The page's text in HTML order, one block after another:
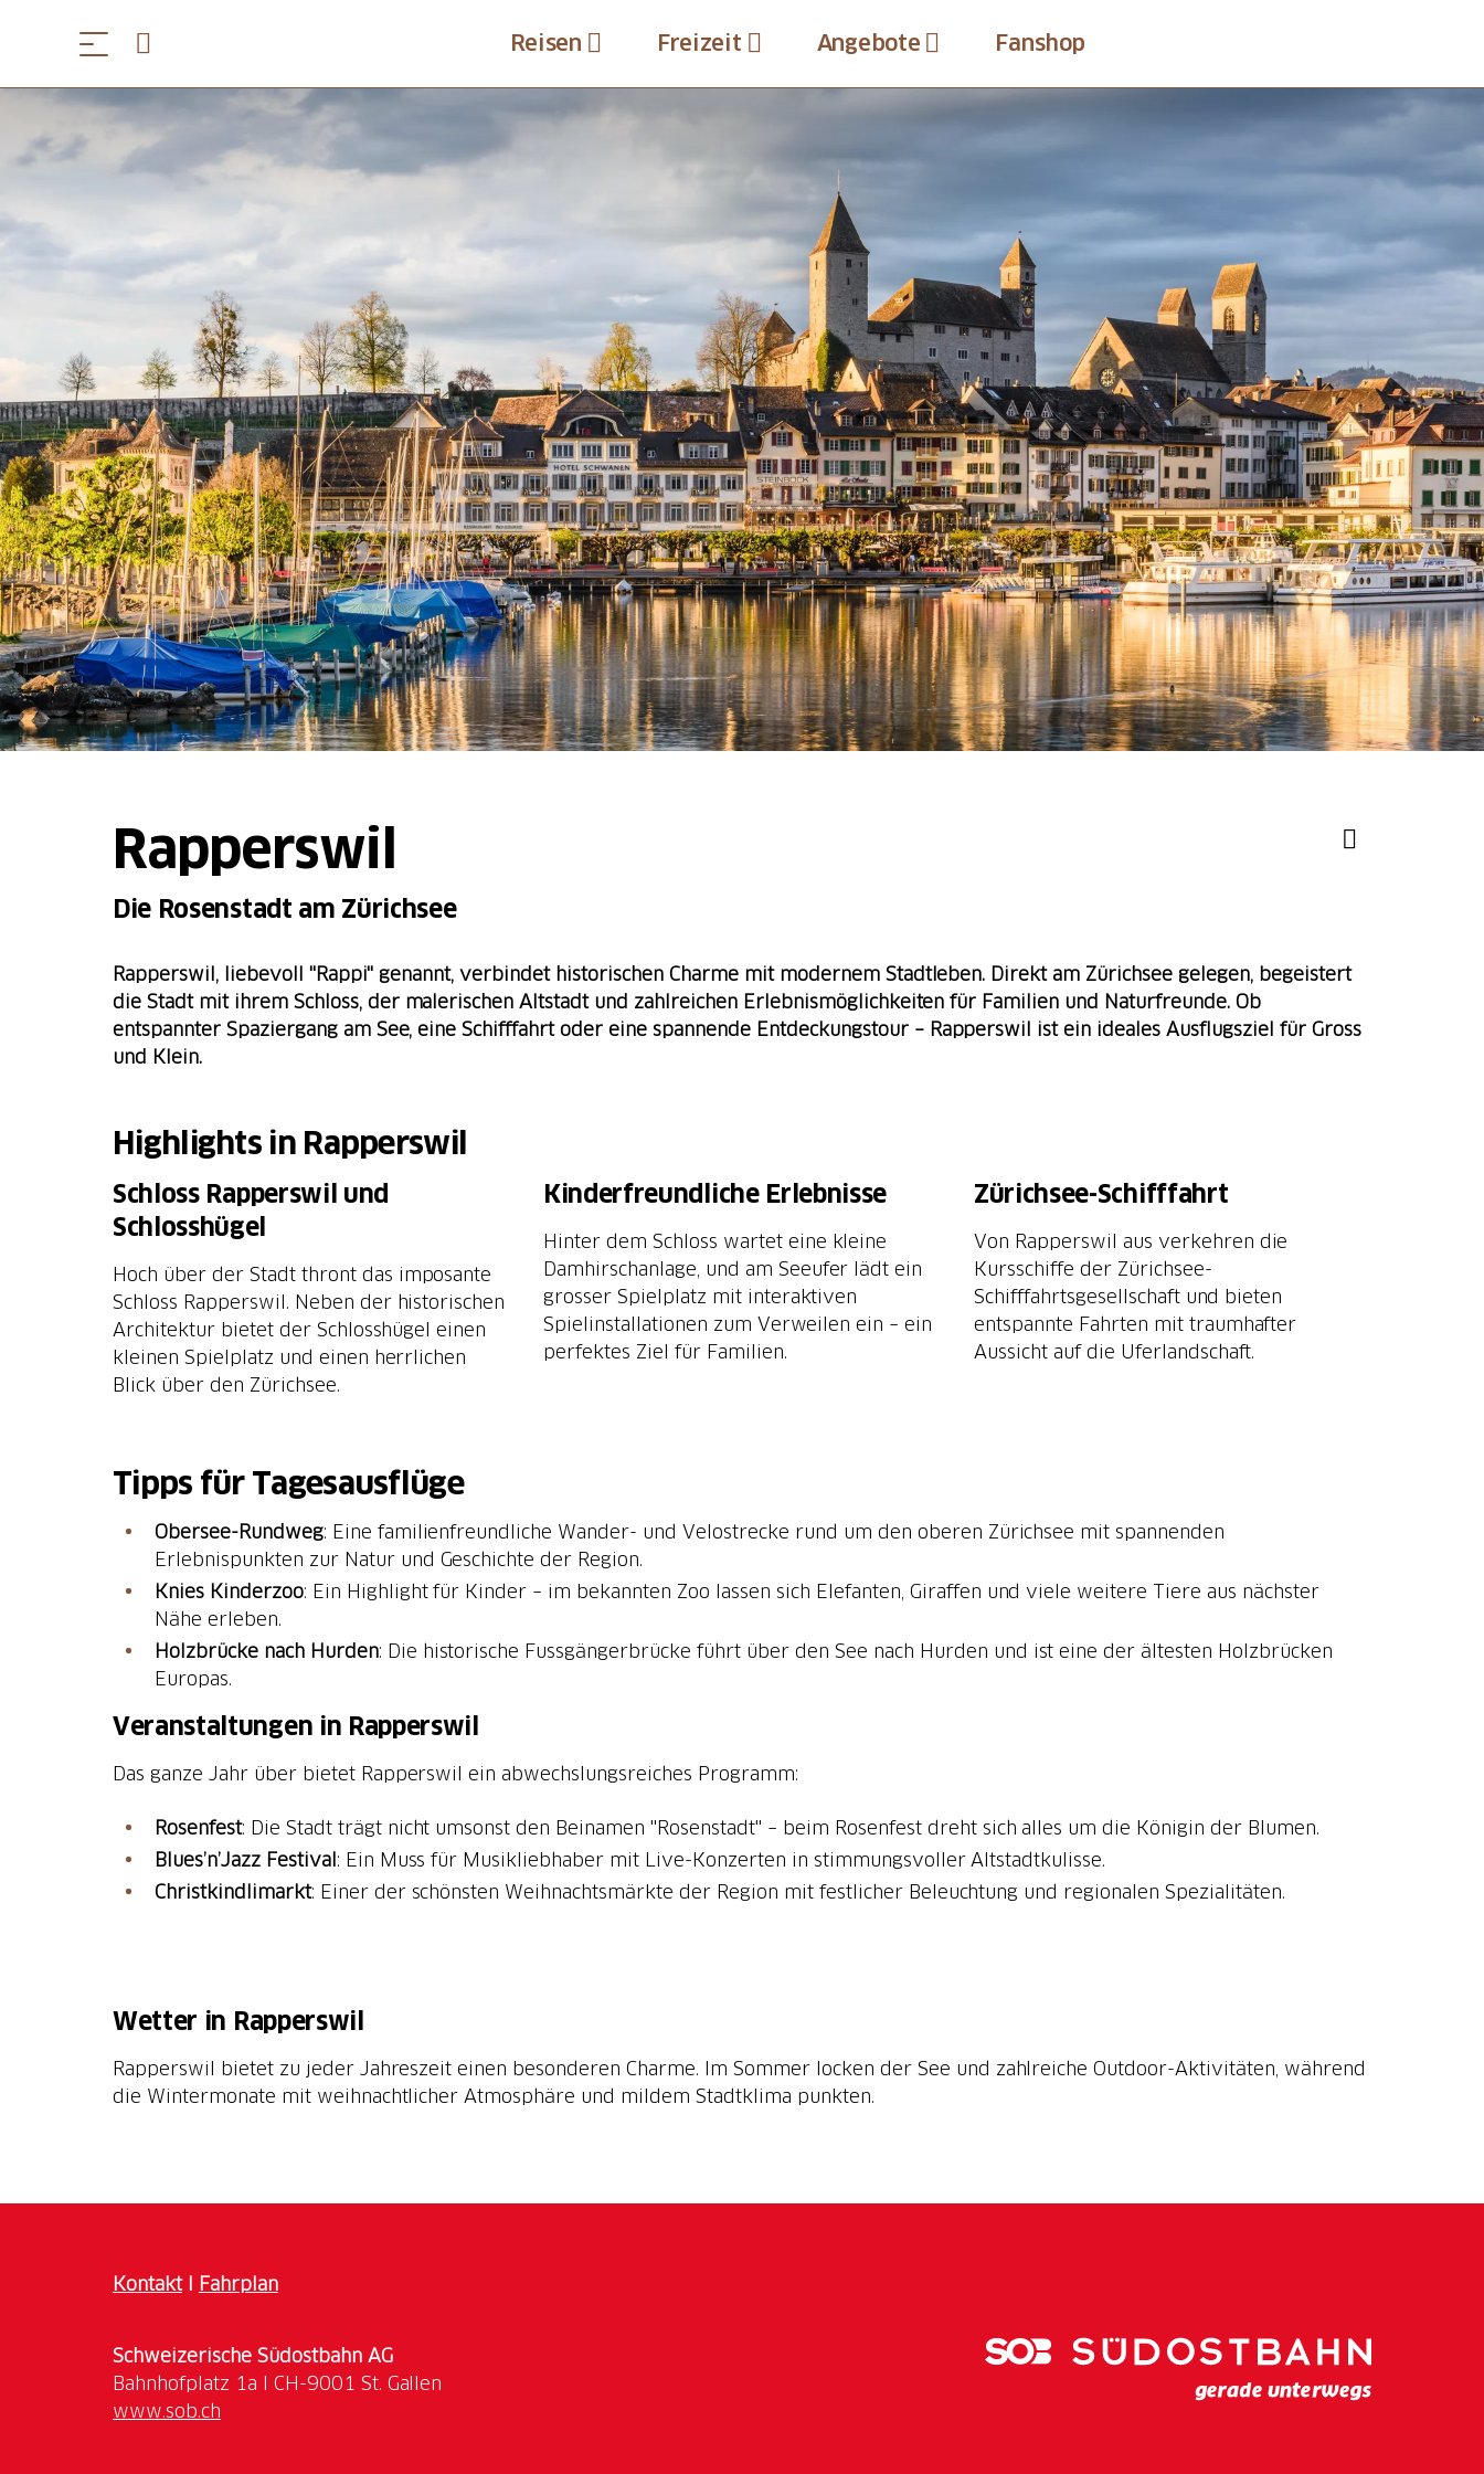
Reisen Freizeit Angebote Fanshop
Rapperswil
Die Rosenstadt am Zürichsee
Rapperswil, liebevoll "Rappi" genannt, verbindet historischen Charme mit modernem Stadtleben. Direkt am Zürichsee gelegen, begeistert
die Stadt mit ihrem Schloss, der malerischen Altstadt und zahlreichen Erlebnismöglichkeiten für Familien und Naturfreunde. Ob
entspannter Spaziergang am See, eine Schifffahrt oder eine spannende Entdeckungstour – Rapperswil ist ein ideales Ausflugsziel für Gross
und Klein.
Highlights in Rapperswil
Schloss Rapperswil und
Schlosshügel
Hoch über der Stadt thront das imposante
Schloss Rapperswil. Neben der historischen
Architektur bietet der Schlosshügel einen
kleinen Spielplatz und einen herrlichen
Blick über den Zürichsee.
Kinderfreundliche Erlebnisse
Hinter dem Schloss wartet eine kleine
Damhirschanlage, und am Seeufer lädt ein
grosser Spielplatz mit interaktiven
Spielinstallationen zum Verweilen ein – ein
perfektes Ziel für Familien.
Zürichsee-Schifffahrt
Von Rapperswil aus verkehren die
Kursschiffe der Zürichsee-
Schifffahrtsgesellschaft und bieten
entspannte Fahrten mit traumhafter
Aussicht auf die Uferlandschaft.
Tipps für Tagesausflüge
Obersee-Rundweg: Eine familienfreundliche Wander- und Velostrecke rund um den oberen Zürichsee mit spannenden
Erlebnispunkten zur Natur und Geschichte der Region.
Knies Kinderzoo: Ein Highlight für Kinder – im bekannten Zoo lassen sich Elefanten, Giraffen und viele weitere Tiere aus nächster
Nähe erleben.
Holzbrücke nach Hurden: Die historische Fussgängerbrücke führt über den See nach Hurden und ist eine der ältesten Holzbrücken
Europas.
Veranstaltungen in Rapperswil
Das ganze Jahr über bietet Rapperswil ein abwechslungsreiches Programm:
Rosenfest: Die Stadt trägt nicht umsonst den Beinamen "Rosenstadt" – beim Rosenfest dreht sich alles um die Königin der Blumen.
Blues’n’Jazz Festival: Ein Muss für Musikliebhaber mit Live-Konzerten in stimmungsvoller Altstadtkulisse.
Christkindlimarkt: Einer der schönsten Weihnachtsmärkte der Region mit festlicher Beleuchtung und regionalen Spezialitäten.
Wetter in Rapperswil
Rapperswil bietet zu jeder Jahreszeit einen besonderen Charme. Im Sommer locken der See und zahlreiche Outdoor-Aktivitäten, während
die Wintermonate mit weihnachtlicher Atmosphäre und mildem Stadtklima punkten.
KontaktI Fahrplan
Schweizerische Südostbahn AG
www.sob.ch